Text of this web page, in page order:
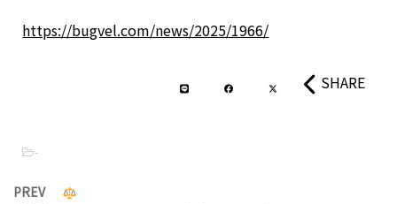
https://bugvel.com/news/2025/1966/
SHARE
-
PREV